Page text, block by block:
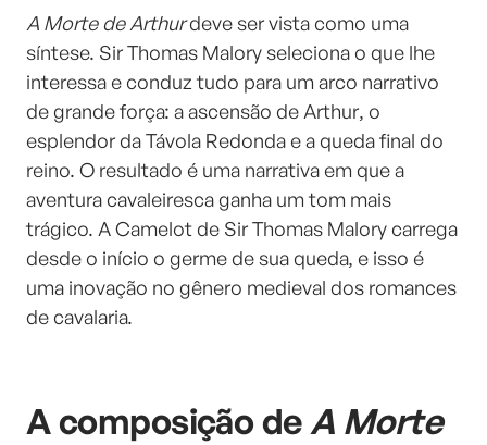
A Morte de Arthurdeve ser vista como uma
síntese. Sir Thomas Malory seleciona o que lhe
interessa e conduz tudo para um arco narrativo
de grande força: a ascensão de Arthur, o
esplendor da Távola Redonda e a queda final do
reino. O resultado é uma narrativa em que a
aventura cavaleiresca ganha um tom mais
trágico. A Camelot de Sir Thomas Malory carrega
desde o início o germe de sua queda, e isso é
uma inovação no gênero medieval dos romances
de cavalaria.
A composição deA Morte